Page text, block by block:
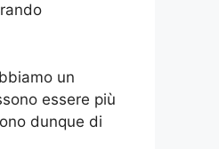
un
essere più
dunque di